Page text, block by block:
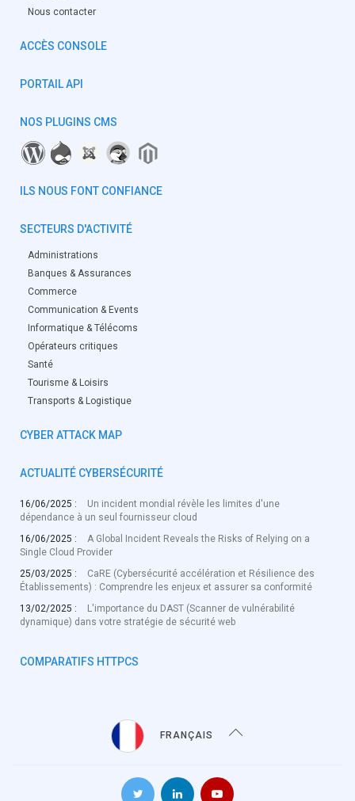
Nous contacter
ACCÈS CONSOLE
PORTAIL API
NOS PLUGINS CMS
ILS NOUS FONT CONFIANCE
SECTEURS D'ACTIVITÉ
Administrations
Banques & Assurances
Commerce
Communication & Events
Informatique & Télécoms
Opérateurs critiques
Santé
Tourisme & Loisirs
Transports & Logistique
CYBER ATTACK MAP
ACTUALITÉ CYBERSÉCURITÉ
16/06/2025 :
Un incident mondial révèle les limites d'une
dépendance à un seul fournisseur cloud
16/06/2025 :
A Global Incident Reveals the Risks of Relying on a
Single Cloud Provider
25/03/2025 :
CaRE (Cybersécurité accélération et Résilience des
Établissements) : Comprendre les enjeux et assurer sa conformité
13/02/2025 :
L'importance du DAST (Scanner de vulnérabilité
dynamique) dans votre stratégie de sécurité web
COMPARATIFS HTTPCS
FRANÇAIS